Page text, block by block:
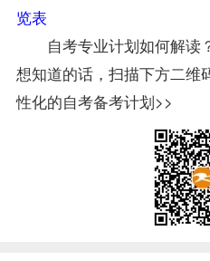
览表
自考专业计划如何解读
想知道的话，扫描下方二维
性化的自考备考计划>>